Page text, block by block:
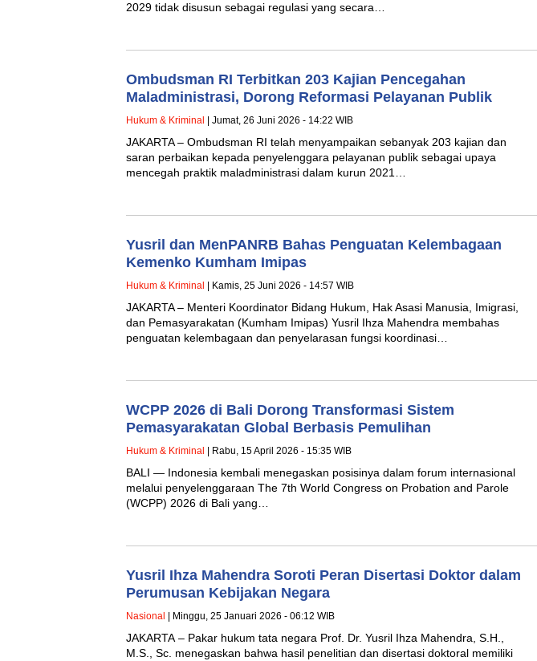
2029 tidak disusun sebagai regulasi yang secara…
Ombudsman RI Terbitkan 203 Kajian Pencegahan
Maladministrasi, Dorong Reformasi Pelayanan Publik
Hukum & Kriminal | Jumat, 26 Juni 2026 - 14:22 WIB
JAKARTA – Ombudsman RI telah menyampaikan sebanyak 203 kajian dan
saran perbaikan kepada penyelenggara pelayanan publik sebagai upaya
mencegah praktik maladministrasi dalam kurun 2021…
Yusril dan MenPANRB Bahas Penguatan Kelembagaan
Kemenko Kumham Imipas
Hukum & Kriminal | Kamis, 25 Juni 2026 - 14:57 WIB
JAKARTA – Menteri Koordinator Bidang Hukum, Hak Asasi Manusia, Imigrasi,
dan Pemasyarakatan (Kumham Imipas) Yusril Ihza Mahendra membahas
penguatan kelembagaan dan penyelarasan fungsi koordinasi…
WCPP 2026 di Bali Dorong Transformasi Sistem
Pemasyarakatan Global Berbasis Pemulihan
Hukum & Kriminal | Rabu, 15 April 2026 - 15:35 WIB
BALI — Indonesia kembali menegaskan posisinya dalam forum internasional
melalui penyelenggaraan The 7th World Congress on Probation and Parole
(WCPP) 2026 di Bali yang…
Yusril Ihza Mahendra Soroti Peran Disertasi Doktor dalam
Perumusan Kebijakan Negara
Nasional | Minggu, 25 Januari 2026 - 06:12 WIB
JAKARTA – Pakar hukum tata negara Prof. Dr. Yusril Ihza Mahendra, S.H.,
M.S., Sc. menegaskan bahwa hasil penelitian dan disertasi doktoral memiliki